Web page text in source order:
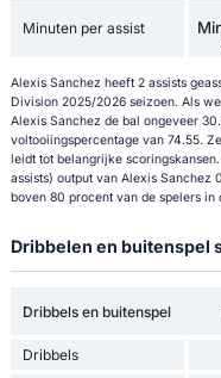
Minuten per assist
Alexis Sanchez heeft 2 assists
Division 2025/2026 seizoen. Als
Alexis Sanchez de bal ongeveer
voltooiingspercentage van 74.55.
leidt tot belangrijke
assists) output van Alexis Sanchez
boven 80 procent van de spelers in
Dribbelen en buitenspel
Dribbels en buitenspel
Dribbels